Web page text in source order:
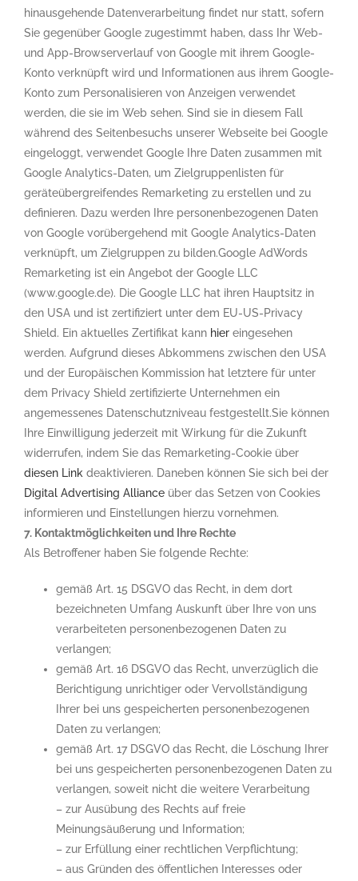
hinausgehende Datenverarbeitung findet nur statt, sofern
Sie gegenüber Google zugestimmt haben, dass Ihr Web-
und App-Browserverlauf von Google mit ihrem Google-
Konto verknüpft wird und Informationen aus ihrem Google-
Konto zum Personalisieren von Anzeigen verwendet
werden, die sie im Web sehen. Sind sie in diesem Fall
während des Seitenbesuchs unserer Webseite bei Google
eingeloggt, verwendet Google Ihre Daten zusammen mit
Google Analytics-Daten, um Zielgruppenlisten für
geräteübergreifendes Remarketing zu erstellen und zu
definieren. Dazu werden Ihre personenbezogenen Daten
von Google vorübergehend mit Google Analytics-Daten
verknüpft, um Zielgruppen zu bilden.Google AdWords
Remarketing ist ein Angebot der Google LLC
(www.google.de). Die Google LLC hat ihren Hauptsitz in
den USA und ist zertifiziert unter dem EU-US-Privacy
Shield. Ein aktuelles Zertifikat kann hier eingesehen
werden. Aufgrund dieses Abkommens zwischen den USA
und der Europäischen Kommission hat letztere für unter
dem Privacy Shield zertifizierte Unternehmen ein
angemessenes Datenschutzniveau festgestellt.Sie können
Ihre Einwilligung jederzeit mit Wirkung für die Zukunft
widerrufen, indem Sie das Remarketing-Cookie über
diesen Link deaktivieren. Daneben können Sie sich bei der
Digital Advertising Alliance über das Setzen von Cookies
informieren und Einstellungen hierzu vornehmen.
7. Kontaktmöglichkeiten und Ihre Rechte
Als Betroffener haben Sie folgende Rechte:
gemäß Art. 15 DSGVO das Recht, in dem dort
bezeichneten Umfang Auskunft über Ihre von uns
verarbeiteten personenbezogenen Daten zu
verlangen;
gemäß Art. 16 DSGVO das Recht, unverzüglich die
Berichtigung unrichtiger oder Vervollständigung
Ihrer bei uns gespeicherten personenbezogenen
Daten zu verlangen;
gemäß Art. 17 DSGVO das Recht, die Löschung Ihrer
bei uns gespeicherten personenbezogenen Daten zu
verlangen, soweit nicht die weitere Verarbeitung
– zur Ausübung des Rechts auf freie
Meinungsäußerung und Information;
– zur Erfüllung einer rechtlichen Verpflichtung;
– aus Gründen des öffentlichen Interesses oder